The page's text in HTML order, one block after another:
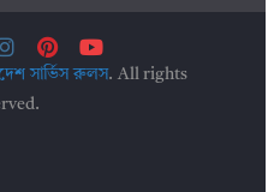
সার্ভিস রুলস. All rights